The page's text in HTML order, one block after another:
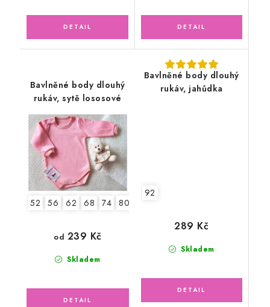
Bavlněné body dlouhý
rukáv, sytě lososové
52 56 62 68 74 80
Skladem
od 239 Kč
Bavlněné body dlouhý
rukáv, jahůdka
92
Skladem
289 Kč